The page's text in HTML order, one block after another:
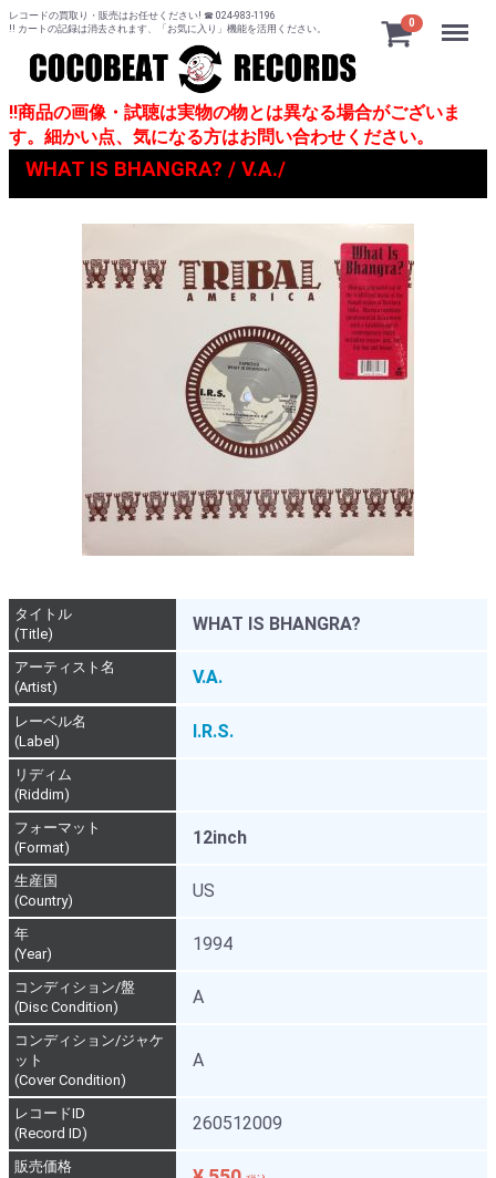
レコードの買取り・販売はお任せください! ☎ 024-983-1196
!! カートの記録は消去されます、「お気に入り」機能を活用ください。
0 Menu
!!商品の画像・試聴は実物の物とは異なる場合がございま
す。細かい点、気になる方はお問い合わせください。
WHAT IS BHANGRA? / V.A./
タイトル
(Title)
WHAT IS BHANGRA?
アーティスト名
(Artist)
V.A.
レーベル名
(Label)
I.R.S.
リディム
(Riddim)
フォーマット
(Format)
12inch
生産国
(Country)
US
年
(Year)
1994
コンディション/盤
(Disc Condition)
A
コンディション/ジャケ
ット
(Cover Condition)
A
レコードID
(Record ID)
260512009
販売価格